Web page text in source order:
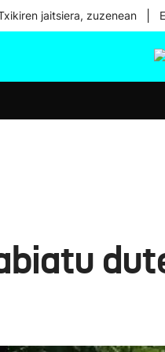
jaitsiera, zuzenean